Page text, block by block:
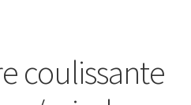
coulissante